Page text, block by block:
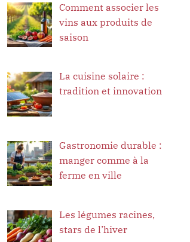
Comment associer les
vins aux produits de
saison
La cuisine solaire :
tradition et innovation
Gastronomie durable :
manger comme à la
ferme en ville
Les légumes racines,
stars de l’hiver